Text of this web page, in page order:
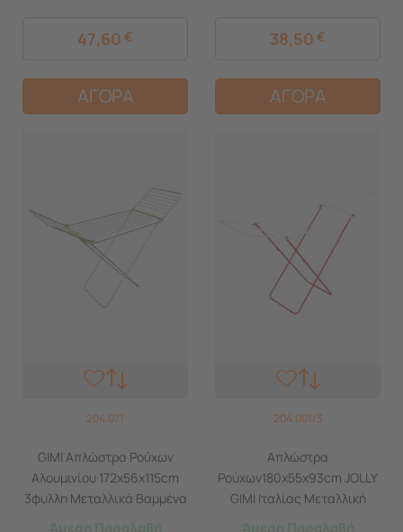
47,60 €
ΑΓΟΡΑ
38,50 €
ΑΓΟΡΑ
204.071
GIMI Απλώστρα Ρούχων
Αλουμινίου 172x56x115cm
3φυλλη Μεταλλικά Βαμμένα
Πόδια Άπλωμα 20m Βάρος
Άμεση Παραλαβή
204.001/3
Απλώστρα
Ρούχων180x55x93cm JOLLY
GIMI Ιταλίας Μεταλλική
Βαμμένη 3φυλλη
Άμεση Παραλαβή